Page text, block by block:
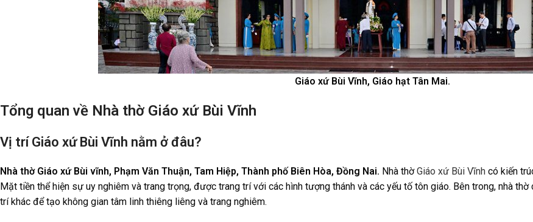
Giáo xứ Bùi Vĩnh, Giáo hạt Tân Mai.
Tổng quan về Nhà thờ Giáo xứ Bùi Vĩnh
Vị trí Giáo xứ Bùi Vĩnh nằm ở đâu?
Nhà thờ Giáo xứ Bùi vĩnh, Phạm Văn Thuận, Tam Hiệp, Thành phố Biên Hòa, Đồng Nai. Nhà thờGiáo xứ Bùi Vĩnh có kiến
Mặt tiền thể hiện sự uy nghiêm và trang trọng, được trang trí với các hình tượng thánh và các yếu tố tôn giáo. Bên trong, nhà
trí khác để tạo không gian tâm linh thiêng liêng và trang nghiêm.